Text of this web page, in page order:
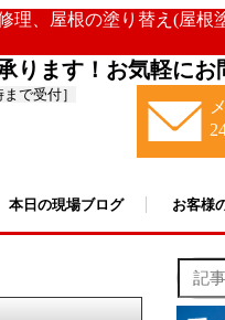
、屋根の塗り替え(屋根
ります！お気軽にお
で受付］
本日の現場ブログ お客様
記事